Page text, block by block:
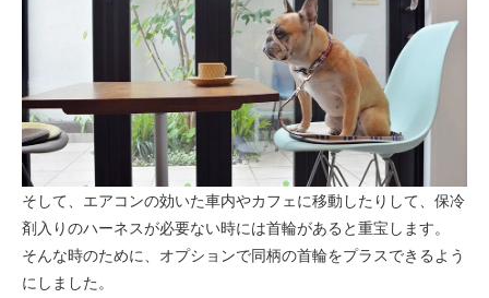
そして、エアコンの効いた車内やカフェに移動したりして、保冷
剤入りのハーネスが必要ない時には首輪があると重宝します。
そんな時のために、オプションで同柄の首輪をプラスできるよう
にしました。